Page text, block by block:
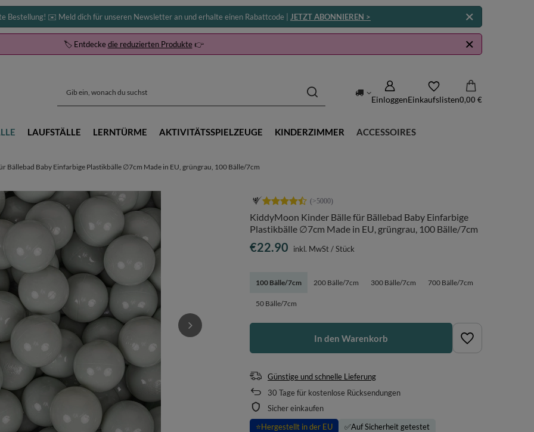
Bestellung! ✉️ Meld dich für unseren Newsletter an und erhalte einen Rabattcode | JETZT ABONNIEREN >
🏷️ Entdeckedie reduzierten Produkte👉
EinloggenEinkaufslisten0,00 €
LAUFSTÄLLE LERNTÜRME AKTIVITÄTSSPIELZEUGE KINDERZIMMER ACCESSOIRES
Bällebad Baby Einfarbige Plastikbälle ∅7cm Made in EU, grüngrau, 100 Bälle/7cm
KiddyMoon Kinder Bälle für Bällebad Baby Einfarbige
Plastikbälle ∅7cm Made in EU, grüngrau, 100 Bälle/7cm
100 Bälle/7cm 200 Bälle/7cm 300 Bälle/7cm 700 Bälle/7cm
50 Bälle/7cm
€22.90 inkl. MwSt/Stück
In den Warenkorb
Günstige und schnelle Lieferung
30 Tage für kostenlose Rücksendungen
Sicher einkaufen
⭐Hergestellt in der EU ✅Auf Sicherheit getestet